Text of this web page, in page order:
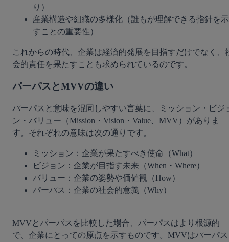
り）
産業構造や組織の多様化（誰もが理解できる指針を示
すことの重要性）
これからの時代、企業は経済的発展を目指すだけでなく、
会的責任を果たすことも求められているのです。
パーパスとMVVの違い
パーパスと意味を混同しやすい言葉に、ミッション・ビジ
ン・バリュー（Mission・Vision・Value、MVV）がありま
す。それぞれの意味は次の通りです。
ミッション：企業が果たすべき使命（What）
ビジョン：企業が目指す未来（When・Where）
バリュー：企業の姿勢や価値観（How）
パーパス：企業の社会的意義（Why）
MVVとパーパスを比較した場合、パーパスはより根源的
で、企業にとっての原点を示すものです。MVVはパーパス